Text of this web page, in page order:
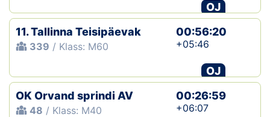
OJ
11. Tallinna Teisipäevak
339 / Klass: M60
00:56:20
+05:46
OJ
OK Orvand sprindi AV
48 / Klass: M40
00:26:59
+06:07